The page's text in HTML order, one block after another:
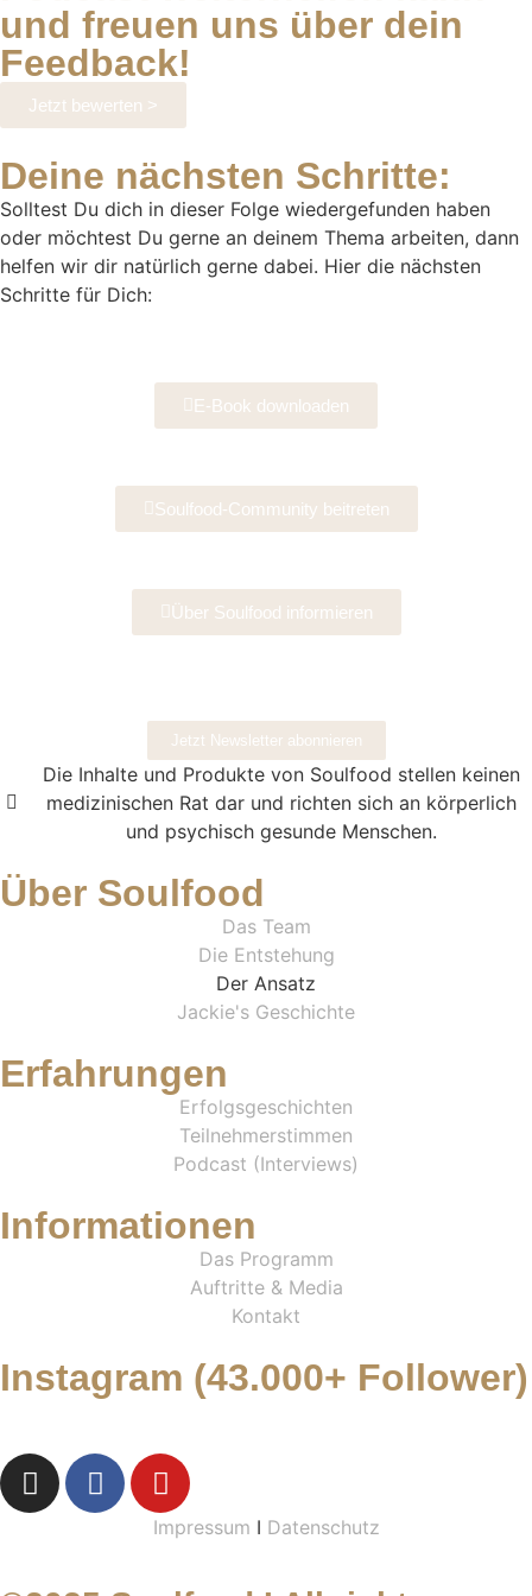
und freuen uns über dein
Feedback!
Jetzt bewerten >
Deine nächsten Schritte:
Solltest Du dich in dieser Folge wiedergefunden haben
oder möchtest Du gerne an deinem Thema arbeiten, dann
helfen wir dir natürlich gerne dabei. Hier die nächsten
Schritte für Dich:
E-Book downloaden
Soulfood-Community beitreten
Über Soulfood informieren
Jetzt Newsletter abonnieren
Die Inhalte und Produkte von Soulfood stellen keinen
medizinischen Rat dar und richten sich an körperlich
und psychisch gesunde Menschen.​
Über Soulfood
Das Team
Die Entstehung
Der Ansatz
Jackie's Geschichte
Erfahrungen
Erfolgsgeschichten
Teilnehmerstimmen
Podcast (Interviews)
Informationen
Das Programm
Auftritte & Media
Kontakt
Instagram (43.000+ Follower)
Impressum I Datenschutz